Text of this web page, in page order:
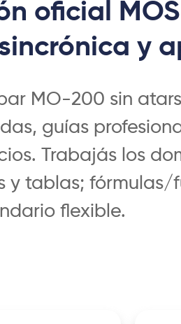
oficial
y
MO-200 sin
guías
Trabajás los
y tablas;
flexible.